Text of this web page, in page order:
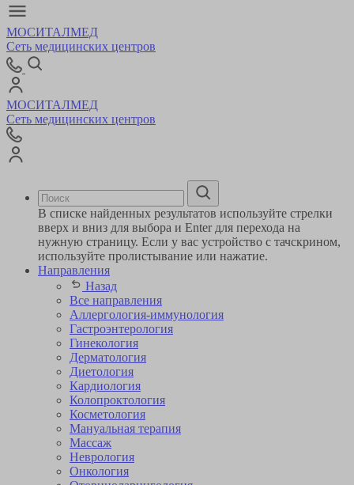
МОСИТАЛМЕД
Сеть медицинских центров
МОСИТАЛМЕД
Сеть медицинских центров
В списке найденных результатов используйте стрелки
вверх и вниз для выбора и Enter для перехода на
нужную страницу. Если у вас устройство с тачскрином,
используйте пролистывание или нажатие.
Направления
Назад
Все направления
Аллергология-иммунология
Гастроэнтерология
Гинекология
Дерматология
Диетология
Кардиология
Коло­проктология
Косметология
Мануальная терапия
Массаж
Неврология
Онкология